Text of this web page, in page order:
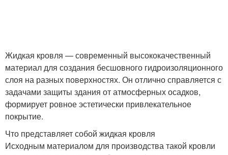
Жидкая кровля — современный высококачественный
материал для создания бесшовного гидроизоляционного
слоя на разных поверхностях. Он отлично справляется с
задачами защиты здания от атмосферных осадков,
формирует ровное эстетически привлекательное
покрытие.
Что представляет собой жидкая кровля
Исходным материалом для производства такой кровли